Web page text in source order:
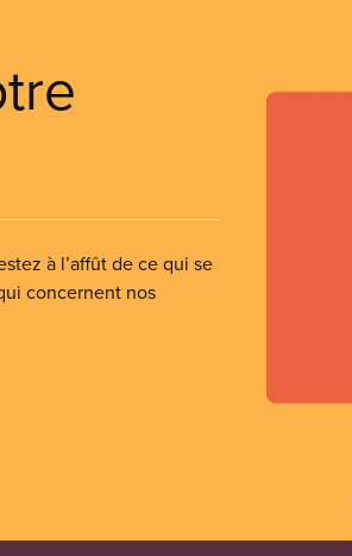
à l’affût de ce qui se
concernent nos